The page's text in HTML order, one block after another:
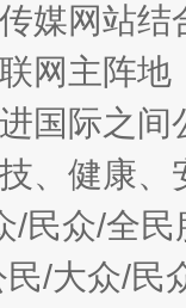
媒网站
网主阵
国际之
、健康
/民众/全
/大众/民